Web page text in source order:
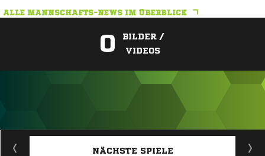
ALLE MANNSCHAFTS-NEWS IM ÜBERBLICK
0
BILDER /
VIDEOS
ANZEIGE
NÄCHSTE SPIELE